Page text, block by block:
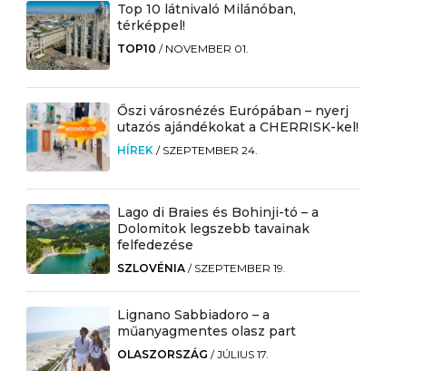
Top 10 látnivaló Milánóban,
térképpel!
TOP10 / NOVEMBER 01.
Őszi városnézés Európában – nyerj
utazós ajándékokat a CHERRISK-kel!
HÍREK / SZEPTEMBER 24.
Lago di Braies és Bohinji-tó – a
Dolomitok legszebb tavainak
felfedezése
SZLOVÉNIA / SZEPTEMBER 19.
Lignano Sabbiadoro – a
műanyagmentes olasz part
OLASZORSZÁG /JÚLIUS 17.